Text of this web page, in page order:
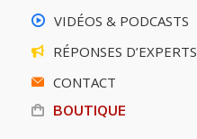
VIDÉOS & PODCASTS
RÉPONSES D’EXPERTS
CONTACT
BOUTIQUE